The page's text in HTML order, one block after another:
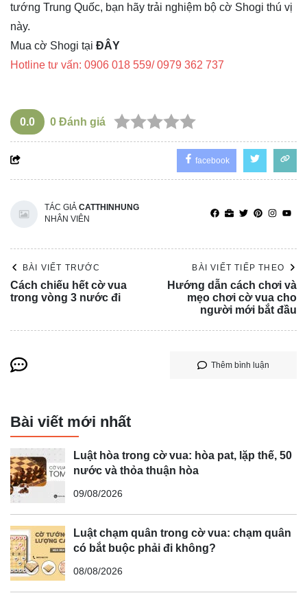
tướng Trung Quốc, bạn hãy trải nghiệm bộ cờ Shogi thú vị
này.
Mua cờ Shogi tại ĐÂY
Hotline tư vấn: 0906 018 559/ 0979 362 737
0.0 0 Đánh giá
facebook
TÁC GIẢ CATTHINHUNG
NHÂN VIÊN
BÀI VIẾT TRƯỚC
Cách chiếu hết cờ vua
trong vòng 3 nước đi
BÀI VIẾT TIẾP THEO
Hướng dẫn cách chơi và
mẹo chơi cờ vua cho
người mới bắt đầu
Thêm bình luận
Bài viết mới nhất
Luật hòa trong cờ vua: hòa pat, lặp thế, 50
nước và thỏa thuận hòa
09/08/2026
Luật chạm quân trong cờ vua: chạm quân
có bắt buộc phải đi không?
08/08/2026